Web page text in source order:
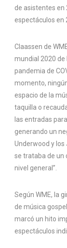
de asistentes en
espectáculos en
Claassen de
mundial 2020 de
pandemia de
momento,
espacio de la
taquilla o
las entradas
generando un
Underwood y los
se trataba de un
nivel general”.
Según WME, la
de música
marcó un hito
espectáculos